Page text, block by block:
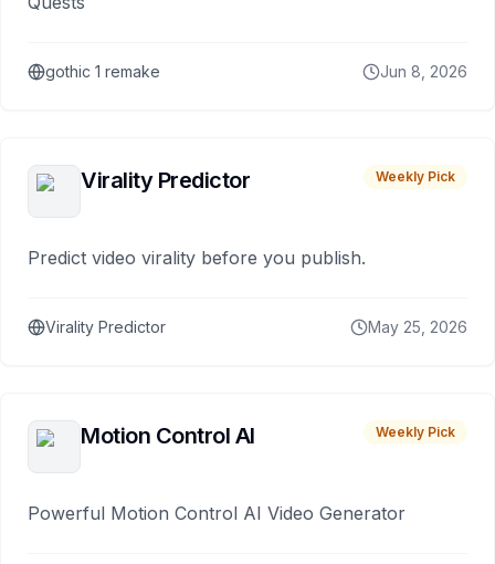
gothic 1 remake Jun 8, 2026
Virality Predictor Weekly Pick
Predict video virality before you publish.
Virality Predictor May 25, 2026
Motion Control AI Weekly Pick
Powerful Motion Control AI Video Generator